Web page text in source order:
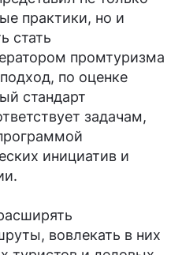
практики, но и
стать
промтуризма
по оценке
стандарт
задачам,
инициатив и
вовлекать в них